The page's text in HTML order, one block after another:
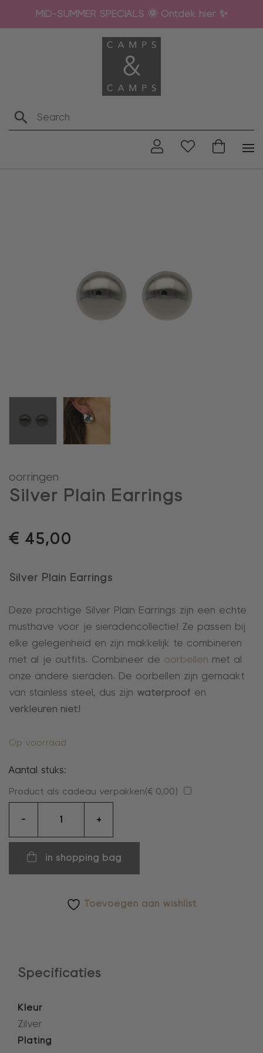
MID-SUMMER SPECIALS 🌞 Ontdek hier ✨
oorringen
Silver Plain Earrings
€ 45,00
Silver Plain Earrings
Deze prachtige Silver Plain Earrings zijn een echte
musthave voor je sieradencollectie! Ze passen bij
elke gelegenheid en zijn makkelijk te combineren
met al je outfits. Combineer de oorbellen met al
onze andere sieraden. De oorbellen zijn gemaakt
van stainless steel, dus zijn waterproof en
verkleuren niet!
Op voorraad
Aantal stuks:
Product als cadeau verpakken(€ 0,00)
-
aantal
+
in shopping bag
Toevoegen aan wishlist
Specificaties
Kleur
Zilver
Plating